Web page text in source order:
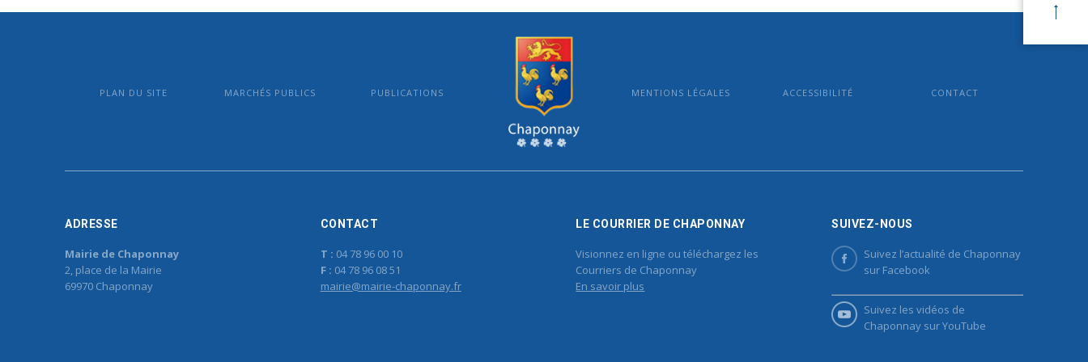
PLAN DU SITE MARCHÉS PUBLICS PUBLICATIONS MENTIONS LÉGALES ACCESSIBILITÉ CONTACT
ADRESSE
Mairie de Chaponnay
2, place de la Mairie
69970 Chaponnay
CONTACT
T : 04 78 96 00 10
F : 04 78 96 08 51
mairie@mairie-chaponnay.fr
LE COURRIER DE CHAPONNAY
Visionnez en ligne ou téléchargez les
Courriers de Chaponnay
En savoir plus
SUIVEZ-NOUS
Suivez l’actualité de Chaponnay
sur Facebook
Suivez les vidéos de
Chaponnay sur YouTube